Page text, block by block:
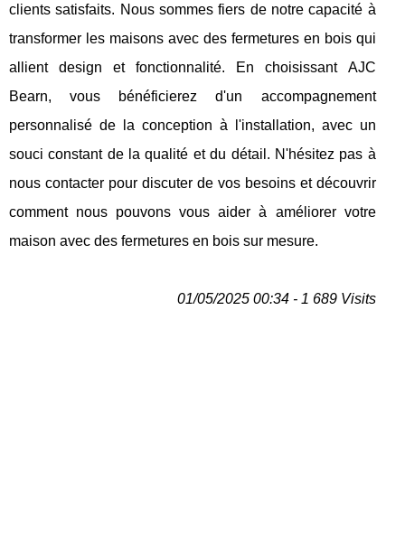
clients satisfaits. Nous sommes fiers de notre capacité à
transformer les maisons avec des fermetures en bois qui
allient design et fonctionnalité. En choisissant AJC
Bearn, vous bénéficierez d'un accompagnement
personnalisé de la conception à l'installation, avec un
souci constant de la qualité et du détail. N'hésitez pas à
nous contacter pour discuter de vos besoins et découvrir
comment nous pouvons vous aider à améliorer votre
maison avec des fermetures en bois sur mesure.
01/05/2025 00:34 - 1 689 Visits